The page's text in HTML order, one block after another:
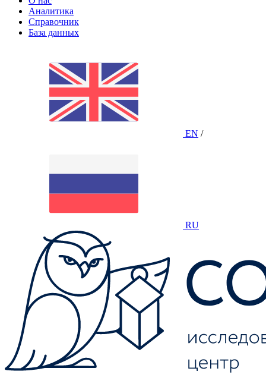
Аналитика
Справочник
База данных
EN /
RU